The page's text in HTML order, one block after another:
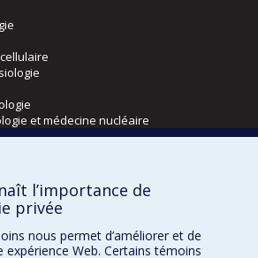
et médecine nucléaire
de l’activité physique
l’importance de
privée
nous permet d’améliorer et de
expérience Web. Certains témoins